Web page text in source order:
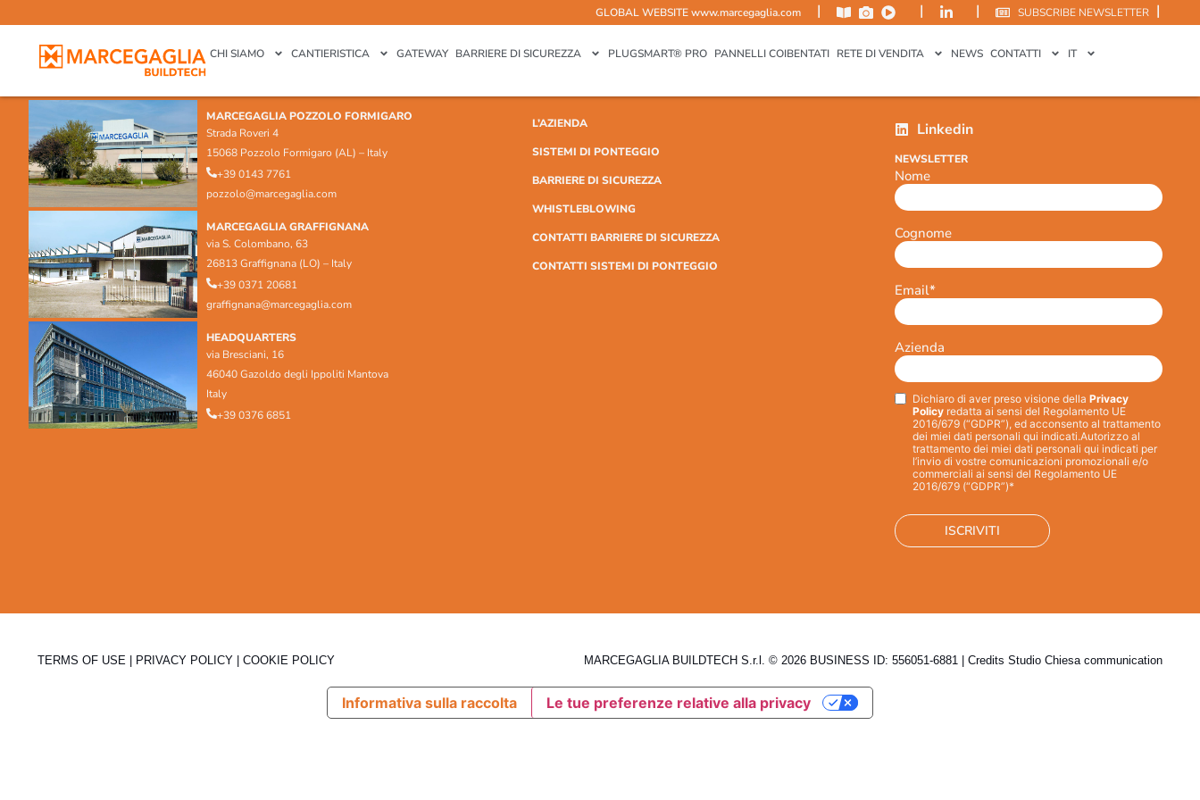
GLOBAL WEBSITEwww.marcegaglia.com | | | SUBSCRIBE NEWSLETTER |
CHI SIAMO CANTIERISTICA GATEWAY BARRIERE DI SICUREZZA PLUGSMART® PRO PANNELLI COIBENTATI RETE DI VENDITA NEWS CONTATTI IT
MARCEGAGLIA POZZOLO FORMIGARO
Strada Roveri 4
15068 Pozzolo Formigaro (AL) – Italy
+39 0143 7761
pozzolo@marcegaglia.com
MARCEGAGLIA GRAFFIGNANA
via S. Colombano, 63
26813 Graffignana (LO) – Italy
+39 0371 20681
graffignana@marcegaglia.com
HEADQUARTERS
via Bresciani, 16
46040 Gazoldo degli Ippoliti Mantova
Italy
+39 0376 6851
L’AZIENDA
SISTEMI DI PONTEGGIO
BARRIERE DI SICUREZZA
WHISTLEBLOWING
CONTATTI BARRIERE DI SICUREZZA
CONTATTI SISTEMI DI PONTEGGIO
Linkedin
NEWSLETTER
Nome
Cognome
Email*
Azienda
Privacy*
Dichiaro di aver preso visione della Privacy
Policy redatta ai sensi del Regolamento UE
2016/679 (“GDPR”), ed acconsento al trattamento
dei miei dati personali qui indicati.Autorizzo al
trattamento dei miei dati personali qui indicati per
l’invio di vostre comunicazioni promozionali e/o
commerciali ai sensi del Regolamento UE
2016/679 (“GDPR”)*
TERMS OF USE PRIVACY POLICY COOKIE POLICY MARCEGAGLIA BUILDTECH S.r.l. © 2026 BUSINESS ID: 556051-6881 | Credits Studio Chiesa communication
Informativa sulla raccolta Le tue preferenze relative alla privacy